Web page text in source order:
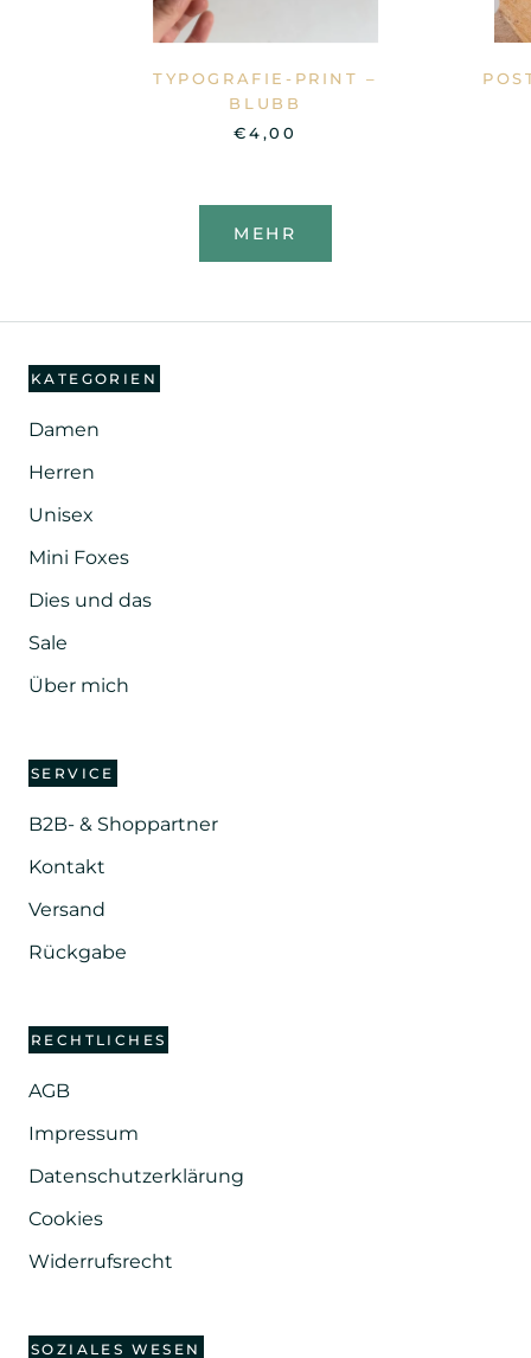
TYPOGRAFIE-PRINT –
BLUBB
€4,00
MEHR
KATEGORIEN
Damen
Herren
Unisex
Mini Foxes
Dies und das
Sale
Über mich
SERVICE
B2B- & Shoppartner
Kontakt
Versand
Rückgabe
RECHTLICHES
AGB
Impressum
Datenschutzerklärung
Cookies
Widerrufsrecht
SOZIALES WESEN